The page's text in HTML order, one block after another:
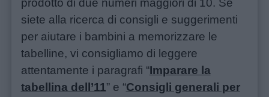
prodotto di due numeri maggiori di 10. Se
siete alla ricerca di consigli e suggerimenti
per aiutare i bambini a memorizzare le
tabelline, vi consigliamo di leggere
attentamente i paragrafi “Imparare la
tabellina dell’11” e “Consigli generali per